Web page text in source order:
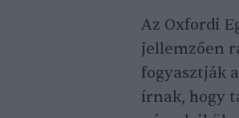
Az Oxfordi
jellemzően
fogyasztják
írnak, hogy